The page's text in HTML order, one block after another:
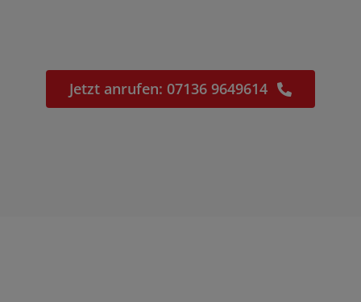
Jetzt anrufen: 07136 9649614